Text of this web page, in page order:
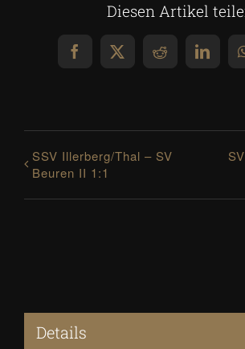
Diesen Artikel
Facebook
X Reddit
SSV Illerberg/Thal – SV
Beuren II 1:1
Details